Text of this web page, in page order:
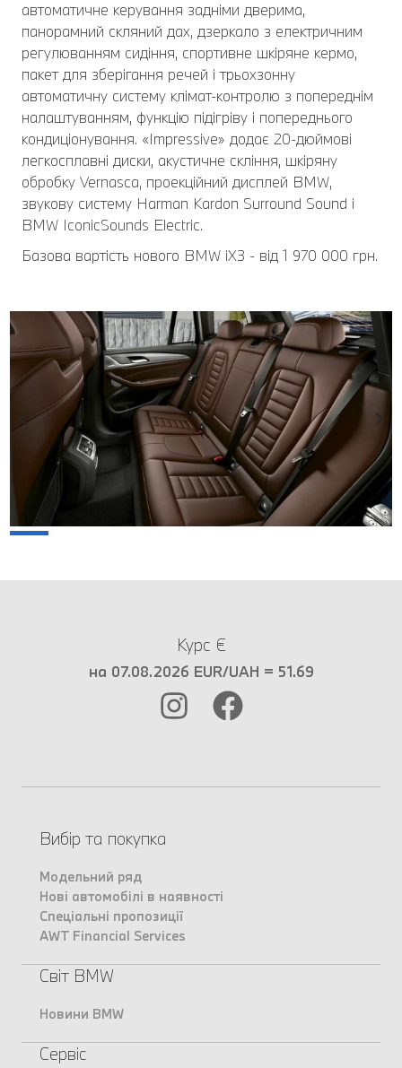
автоматичне керування задніми дверима,
панорамний скляний дах, дзеркало з електричним
регулюванням сидіння, спортивне шкіряне кермо,
пакет для зберігання речей і трьохзонну
автоматичну систему клімат-контролю з попереднім
налаштуванням, функцію підігріву і попереднього
кондиціонування. «Impressive» додає 20-дюймові
легкосплавні диски, акустичне скління, шкіряну
обробку Vernasca, проекційний дисплей BMW,
звукову систему Harman Kardon Surround Sound і
BMW IconicSounds Electric.
Базова вартість нового BMW iX3 - від 1 970 000 грн.
Курс €
на 07.08.2026 EUR/UAH = 51.69
Вибір та покупка
Модельний ряд
Нові автомобілі в наявності
Спеціальні пропозиції
AWT Financial Services
Світ BMW
Новини BMW
Сервіс